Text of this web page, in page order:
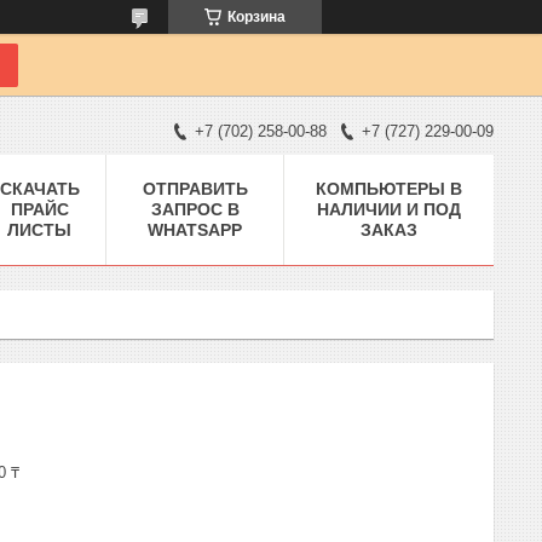
Корзина
+7 (702) 258-00-88 +7 (727) 229-00-09
СКАЧАТЬ
ПРАЙС
ЛИСТЫ
ОТПРАВИТЬ
ЗАПРОС В
WHATSAPP
КОМПЬЮТЕРЫ В
НАЛИЧИИ И ПОД
ЗАКАЗ
₸